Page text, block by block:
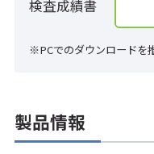
検査成績書
※PCでのダウンロードを
製品情報